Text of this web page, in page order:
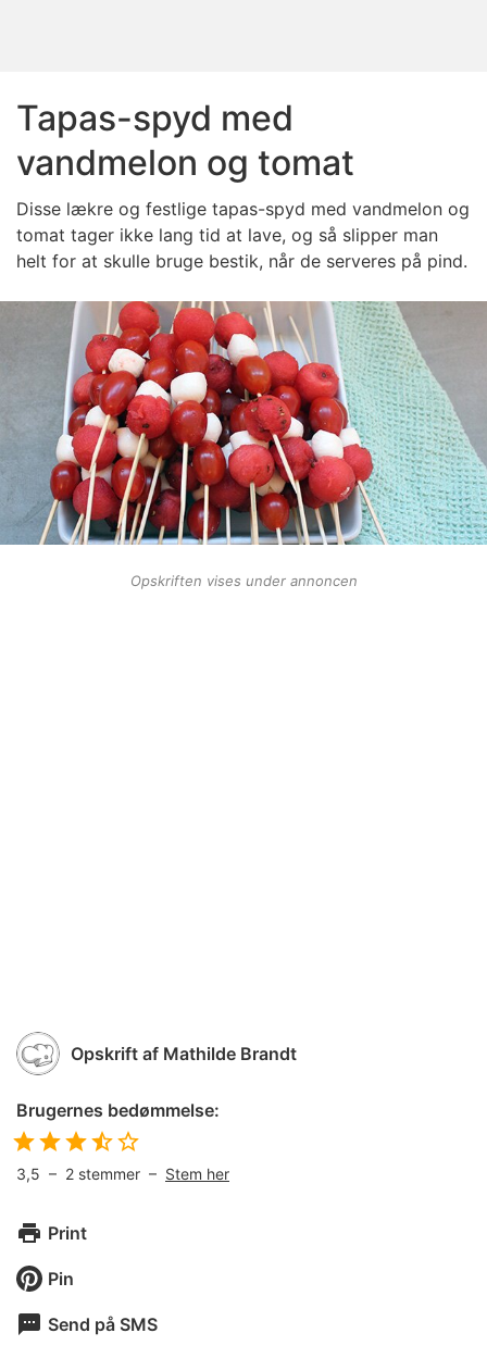
Tapas-spyd med
vandmelon og tomat
Disse lækre og festlige tapas-spyd med vandmelon og
tomat tager ikke lang tid at lave, og så slipper man
helt for at skulle bruge bestik, når de serveres på pind.
Opskriften vises under annoncen
Opskrift af Mathilde Brandt
Brugernes bedømmelse:
3,5 – 2 stemmer – Stem her
Print
Pin
Send på SMS